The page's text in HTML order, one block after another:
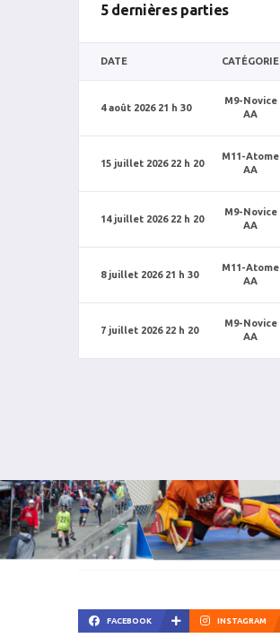
5 dernières parties
DATE CATÉGORIE
4 août 2026 21 h 30
M9-Novice
AA
15 juillet 2026 22 h 20
M11-Atome
AA
14 juillet 2026 22 h 20
M9-Novice
AA
8 juillet 2026 21 h 30
M11-Atome
AA
7 juillet 2026 22 h 20
M9-Novice
AA
FACEBOOK INSTAGRAM